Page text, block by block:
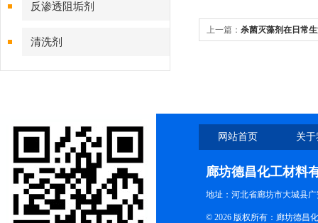
反渗透阻垢剂
清洗剂
上一篇： 杀菌灭藻剂在日常
网站首页 关
廊坊德昌化工材料
地址：河北省廊坊市大城县
© 2026 版权所有：廊坊德昌